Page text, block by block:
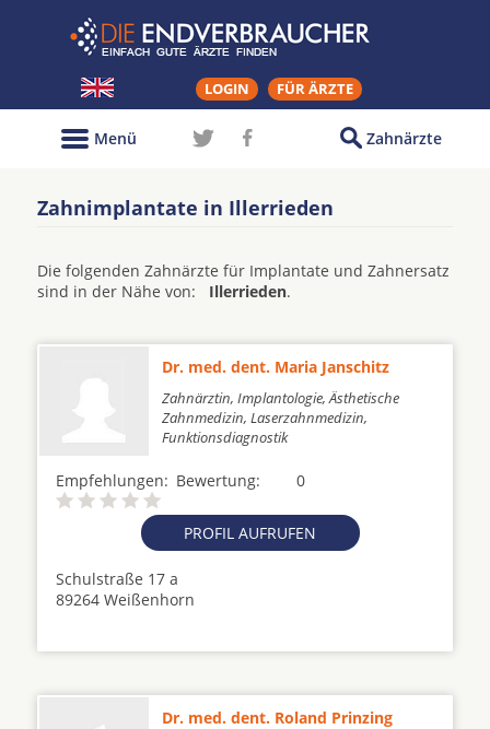
LOGIN FÜR ÄRZTE
Zahnärzte
Menü
Zahnimplantate in Illerrieden
Die folgenden Zahnärzte für Implantate und Zahnersatz
sind in der Nähe von: Illerrieden.
Dr. med. dent. Maria Janschitz
Zahnärztin, Implantologie, Ästhetische
Zahnmedizin, Laserzahnmedizin,
Funktionsdiagnostik
Empfehlungen: 0
Bewertung:
PROFIL AUFRUFEN
Schulstraße 17 a
89264 Weißenhorn
Dr. med. dent. Roland Prinzing